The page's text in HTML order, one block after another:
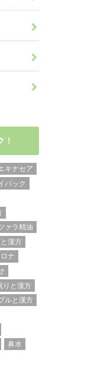
！
キナセア
パック
ァラ精油
漢方
ナ
りと漢方
ルと漢方
鼻水